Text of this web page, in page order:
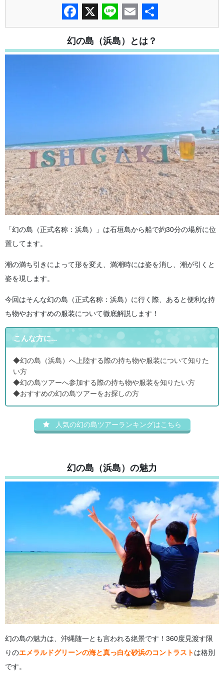
③初心者大歓迎！ 幻の島上陸＆ウミガメシュノーケル
ツアー
④竹富島観光付き 幻の島上陸＆シュノーケリングツア
ー
Facebook
X Line Email 共
有
幻の島（浜島）とは？
「幻の島（正式名称：浜島）」は石垣島から船で約30分の場所に位
置してます。
潮の満ち引きによって形を変え、満潮時には姿を消し、潮が引くと
姿を現します。
今回はそんな幻の島（正式名称：浜島）に行く際、あると便利な持
ち物やおすすめの服装について徹底解説します！
こんな方に...
◆幻の島（浜島）へ上陸する際の持ち物や服装について知りた
い方
◆幻の島ツアーへ参加する際の持ち物や服装を知りたい方
◆おすすめの幻の島ツアーをお探しの方
人気の幻の島ツアーランキングはこちら
幻の島（浜島）の魅力
幻の島の魅力は、沖縄随一とも言われる絶景です！360度見渡す限
りのエメラルドグリーンの海と真っ白な砂浜のコントラストは格別
です。